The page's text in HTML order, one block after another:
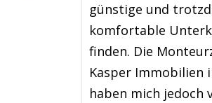
günstige und
komfortable
finden. Die
Kasper Immobilien
haben mich jedoch